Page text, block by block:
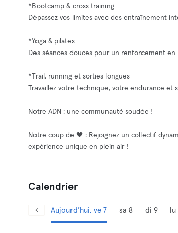
*Bootcamp & cross training
Dépassez vos limites avec des entraînement
*Yoga & pilates
Des séances douces pour un renforcement
*Trail, running et sorties longues
Travaillez votre technique, votre endurance
Notre ADN : une communauté soudée !
Notre coup de 🖤 : Rejoignez un collectif
expérience unique en plein air !
Calendrier
Aujourd’hui, ve 7 sa 8 di 9